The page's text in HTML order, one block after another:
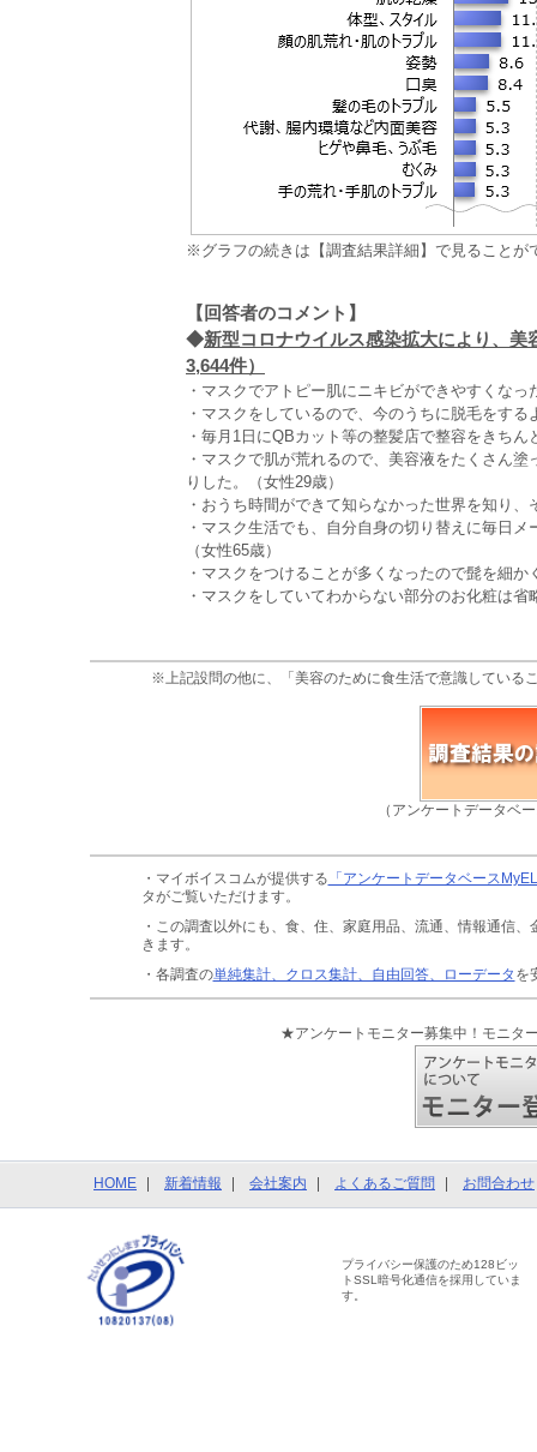
※グラフの続きは【調査結果詳細】で見ることが
【回答者のコメント】
◆新型コロナウイルス感染拡大により、
3,644件）
・マスクでアトピー肌にニキビができやすくな
・マスクをしているので、今のうちに脱毛をす
・毎月1日にQBカット等の整髪店で整容をきちん
・マスクで肌が荒れるので、美容液をたくさん
りした。（女性29歳）
・おうち時間ができて知らなかった世界を知り
・マスク生活でも、自分自身の切り替えに毎日
（女性65歳）
・マスクをつけることが多くなったので髭を細
・マスクをしていてわからない部分のお化粧は
※上記設問の他に、「美容のために食生活で意識している
（アンケートデータベ
・マイボイスコムが提供する 「アンケートデータベース
タがご覧いただけます。
・この調査以外にも、食、住、家庭用品、流通、情報通信、
きます。
・各調査の単純集計、クロス集計、自由回答、ローデータ を
★アンケートモニター募集中！モニタ
HOME 新着情報 会社案内 よくあるご質問 お問合わせ
プライバシー保護のため128ビッ
トSSL暗号化通信を採用していま
す。